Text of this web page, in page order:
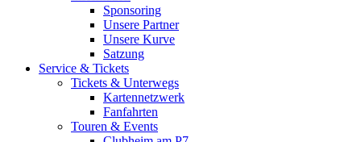
Sponsoring
Unsere Partner
Unsere Kurve
Satzung
Service & Tickets
Tickets & Unterwegs
Kartennetzwerk
Fanfahrten
Touren & Events